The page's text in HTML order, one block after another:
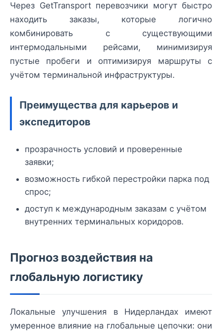
Через GetTransport перевозчики могут быстро
находить заказы, которые логично
комбинировать с существующими
интермодальными рейсами, минимизируя
пустые пробеги и оптимизируя маршруты с
учётом терминальной инфраструктуры.
Преимущества для карьеров и
экспедиторов
прозрачность условий и проверенные
заявки;
возможность гибкой перестройки парка под
спрос;
доступ к международным заказам с учётом
внутренних терминальных коридоров.
Прогноз воздействия на
глобальную логистику
Локальные улучшения в Нидерландах имеют
умеренное влияние на глобальные цепочки: они